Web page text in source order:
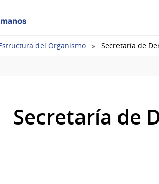
del Organismo Secretaría de
Secretaría de